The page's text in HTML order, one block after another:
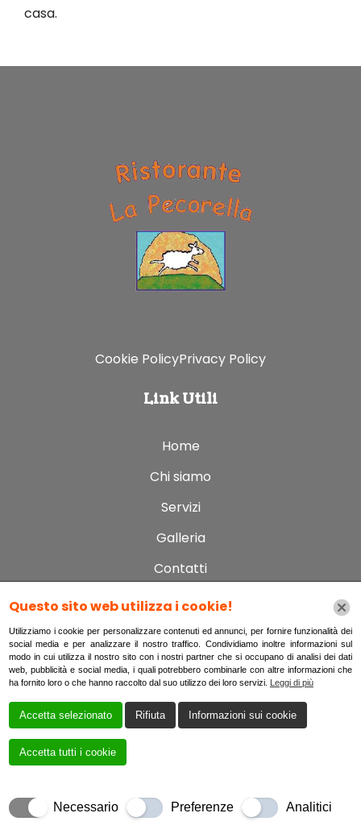
casa.
Cookie PolicyPrivacy Policy
Link Utili
Home
Chi siamo
Servizi
Galleria
Contatti
Dettagli dei contatti
Via Gabriele D'Annunzio, 57, 65015 Montesilvano PE,
Italia
ristorantelapecorella@gmail.com
Questo sito web utilizza i cookie!
Utilizziamo i cookie per personalizzare contenuti ed annunci, per fornire funzionalità dei
social media e per analizzare il nostro traffico. Condividiamo inoltre informazioni sul
modo in cui utilizza il nostro sito con i nostri partner che si occupano di analisi dei dati
web, pubblicità e social media, i quali potrebbero combinarle con altre informazioni che
ha fornito loro o che hanno raccolto dal suo utilizzo dei loro servizi. Leggi di più
Accetta selezionato Rifiuta Informazioni sui cookie
Accetta tutti i cookie
Necessario Preferenze Analitici